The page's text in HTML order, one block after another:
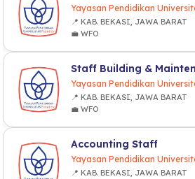
Yayasan Pendidikan
📍 KAB. BEKASI, JAWA BARAT
💼 WFO
Staff Building &
Yayasan Pendidikan
📍 KAB. BEKASI, JAWA BARAT
💼 WFO
Accounting Staff
Yayasan Pendidikan
📍 KAB. BEKASI, JAWA BARAT